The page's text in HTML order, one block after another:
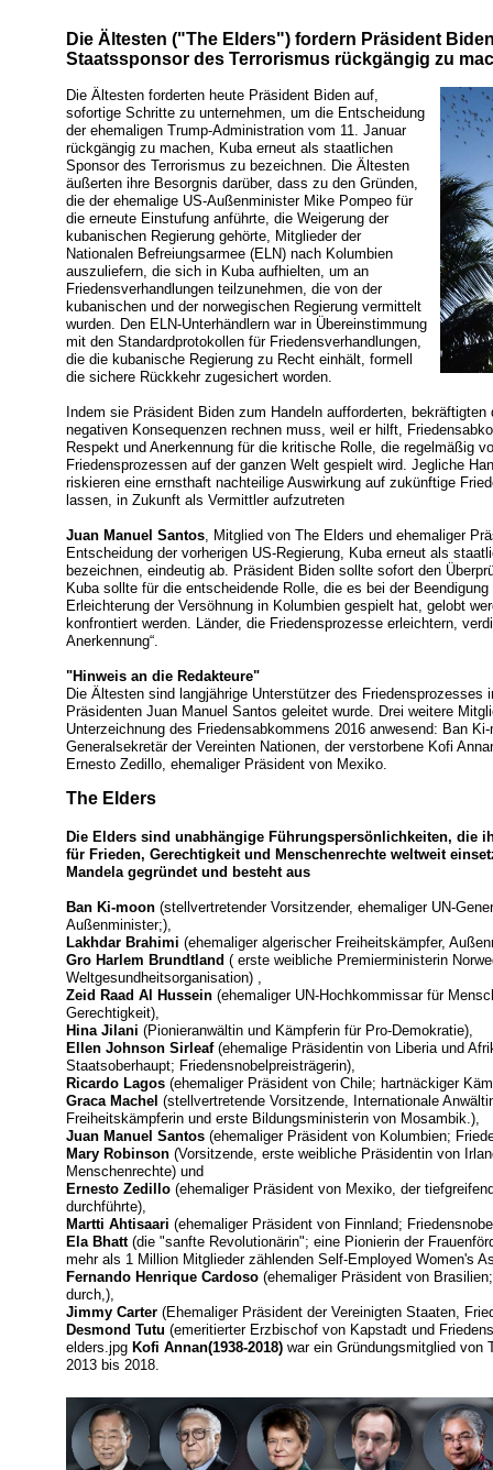
Die Ältesten ("The Elders") fordern Präsident
Staatssponsor des Terrorismus rückgängig zu
Die Ältesten forderten heute Präsident Biden auf,
sofortige Schritte zu unternehmen, um die Entscheidung
der ehemaligen Trump-Administration vom 11. Januar
rückgängig zu machen, Kuba erneut als staatlichen
Sponsor des Terrorismus zu bezeichnen. Die Ältesten
äußerten ihre Besorgnis darüber, dass zu den Gründen,
die der ehemalige US-Außenminister Mike Pompeo für
die erneute Einstufung anführte, die Weigerung der
kubanischen Regierung gehörte, Mitglieder der
Nationalen Befreiungsarmee (ELN) nach Kolumbien
auszuliefern, die sich in Kuba aufhielten, um an
Friedensverhandlungen teilzunehmen, die von der
kubanischen und der norwegischen Regierung vermittelt
wurden. Den ELN-Unterhändlern war in Übereinstimmung
mit den Standardprotokollen für Friedensverhandlungen,
die die kubanische Regierung zu Recht einhält, formell
die sichere Rückkehr zugesichert worden.
Indem sie Präsident Biden zum Handeln aufforderten,
negativen Konsequenzen rechnen muss, weil er hilft,
Respekt und Anerkennung für die kritische Rolle, die regelmäßig
Friedensprozessen auf der ganzen Welt gespielt wird. Jegliche
riskieren eine ernsthaft nachteilige Auswirkung auf zukünftige
lassen, in Zukunft als Vermittler aufzutreten
Juan Manuel Santos, Mitglied von The Elders und ehemaliger
Entscheidung der vorherigen US-Regierung, Kuba erneut als
bezeichnen, eindeutig ab. Präsident Biden sollte sofort den
Kuba sollte für die entscheidende Rolle, die es bei der
Erleichterung der Versöhnung in Kolumbien gespielt hat, gelobt
konfrontiert werden. Länder, die Friedensprozesse erleichtern,
Anerkennung“.
"Hinweis an die Redakteure"
Die Ältesten sind langjährige Unterstützer des Friedensprozesses
Präsidenten Juan Manuel Santos geleitet wurde. Drei weitere
Unterzeichnung des Friedensabkommens 2016 anwesend: Ban
Generalsekretär der Vereinten Nationen, der verstorbene Kofi
Ernesto Zedillo, ehemaliger Präsident von Mexiko.
The Elders
Die Elders sind unabhängige Führungspersönlichkeiten, die
für Frieden, Gerechtigkeit und Menschenrechte weltweit
Mandela gegründet und besteht aus
Ban Ki-moon (stellvertretender Vorsitzender, ehemaliger UN-
Außenminister;),
Lakhdar Brahimi (ehemaliger algerischer Freiheitskämpfer,
Gro Harlem Brundtland ( erste weibliche Premierministerin
Weltgesundheitsorganisation) ,
Zeid Raad Al Hussein (ehemaliger UN-Hochkommissar für
Gerechtigkeit),
Hina Jilani (Pionieranwältin und Kämpferin für Pro-Demokratie),
Ellen Johnson Sirleaf(ehemalige Präsidentin von Liberia und
Staatsoberhaupt; Friedensnobelpreisträgerin),
Ricardo Lagos (ehemaliger Präsident von Chile; hartnäckiger
Graca Machel (stellvertretende Vorsitzende, Internationale
Freiheitskämpferin und erste Bildungsministerin von Mosambik.),
Juan Manuel Santos (ehemaliger Präsident von Kolumbien;
Mary Robinson (Vorsitzende, erste weibliche Präsidentin von
Menschenrechte) und
Ernesto Zedillo (ehemaliger Präsident von Mexiko, der
durchführte),
Martti Ahtisaari (ehemaliger Präsident von Finnland;
Ela Bhatt(die "sanfte Revolutionärin"; eine Pionierin der
mehr als 1 Million Mitglieder zählenden Self-Employed Women's
Fernando Henrique Cardoso (ehemaliger Präsident von
durch,),
Jimmy Carter (Ehemaliger Präsident der Vereinigten Staaten,
Desmond Tutu (emeritierter Erzbischof von Kapstadt und
elders.jpg Kofi Annan(1938-2018) war ein Gründungsmitglied von
2013 bis 2018.